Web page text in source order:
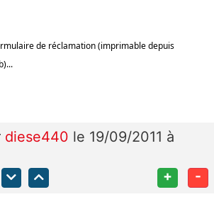
de réclamation (imprimable depuis
diese440 le 19/09/2011 à
+ -